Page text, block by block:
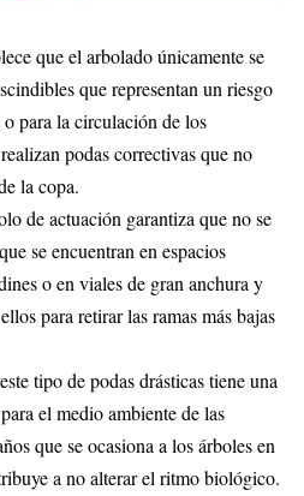
que el arbolado únicamente se
que representan un riesgo
para la circulación de los
podas correctivas que no
la copa.
de actuación garantiza que no se
se encuentran en espacios
o en viales de gran anchura y
para retirar las ramas más bajas
tipo de podas drásticas tiene una
el medio ambiente de las
que se ocasiona a los árboles en
a no alterar el ritmo biológico.